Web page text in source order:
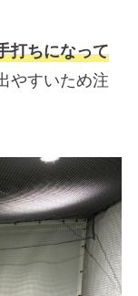
打ちになって
やすいため注